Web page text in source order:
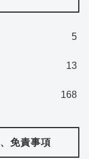
5
13
168
免責事項